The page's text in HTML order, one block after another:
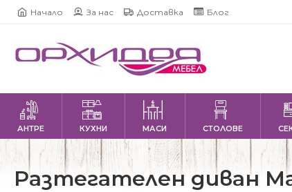
Начало За нас Доставка Блог
АНТРЕ КУХНИ МАСИ СТОЛОВЕ
Разтегателен диван